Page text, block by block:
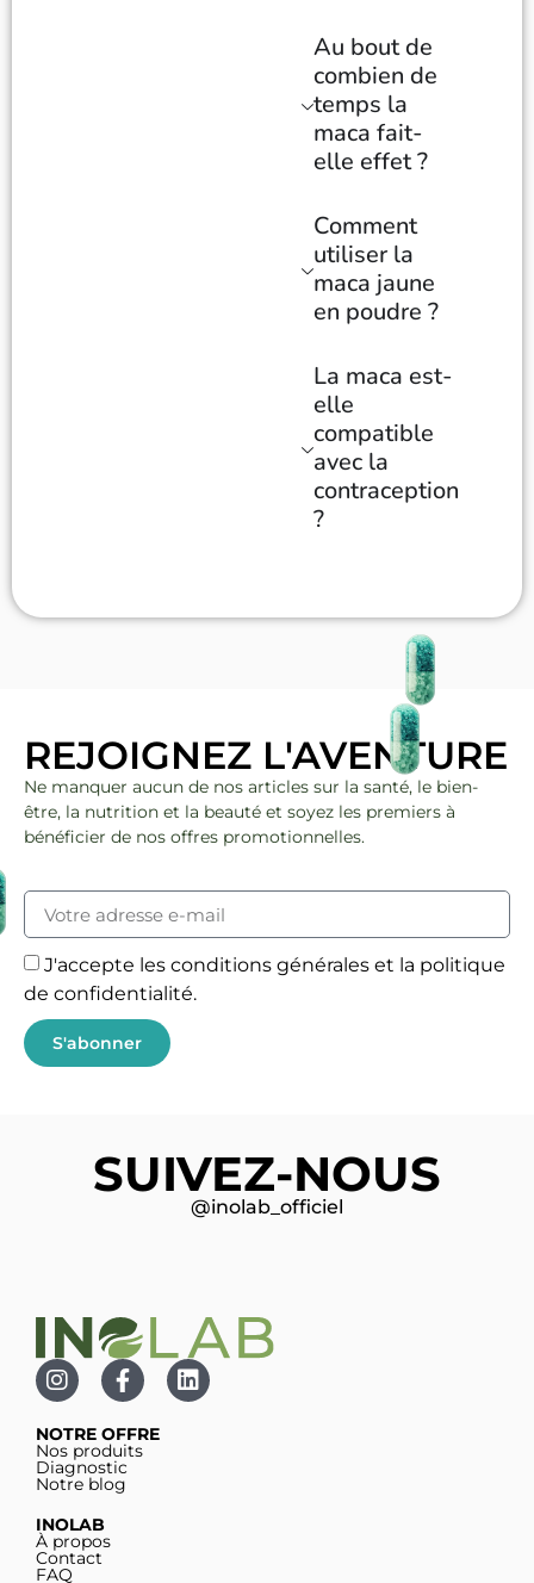
Au bout de
combien de
temps la
maca fait-
elle effet ?
Comment
utiliser la
maca jaune
en poudre ?
La maca est-
elle
compatible
avec la
contraception
?
REJOIGNEZ L'AVENTURE
Ne manquer aucun de nos articles sur la santé, le bien-
être, la nutrition et la beauté et soyez les premiers à
bénéficier de nos offres promotionnelles.
J'accepte les conditions générales et la politique
de confidentialité.
S'abonner
SUIVEZ-NOUS
@inolab_officiel
NOTRE OFFRE
Nos produits
Diagnostic
Notre blog
INOLAB
À propos
Contact
FAQ